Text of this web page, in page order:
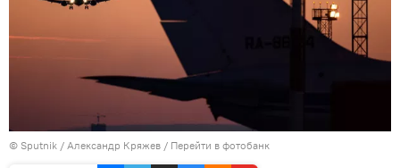
© Sputnik / Александр Кряжев / Перейти в фотобанк